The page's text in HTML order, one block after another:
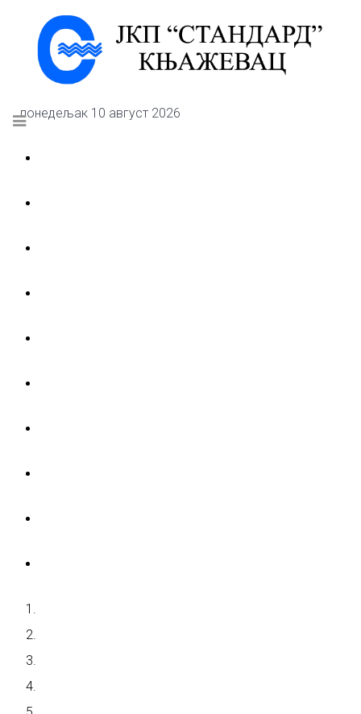
понедељак 10 август 2026